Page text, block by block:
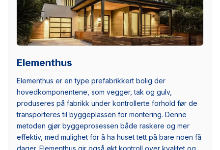
Elementhus
Elementhus er en type prefabrikkert bolig der
hovedkomponentene, som vegger, tak og gulv,
produseres på fabrikk under kontrollerte forhold før de
transporteres til byggeplassen for montering. Denne
metoden gjør byggeprosessen både raskere og mer
effektiv, med mulighet for å ha huset tett på bare noen få
dager. Elementhus gir også økt kontroll over kvalitet og